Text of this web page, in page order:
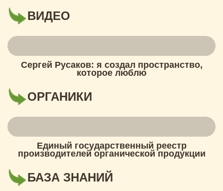
ВИДЕО
Сергей Русаков: я создал пространство,
которое люблю
ОРГАНИКИ
Единый государственный реестр
производителей органической продукции
БАЗА ЗНАНИЙ